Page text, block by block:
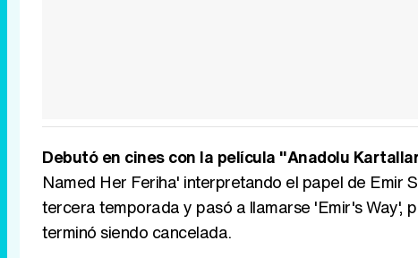
Debutó en cines con la película "Anadolu
Named Her Feriha' interpretando el papel de Emir
tercera temporada y pasó a llamarse 'Emir's Way',
terminó siendo cancelada.